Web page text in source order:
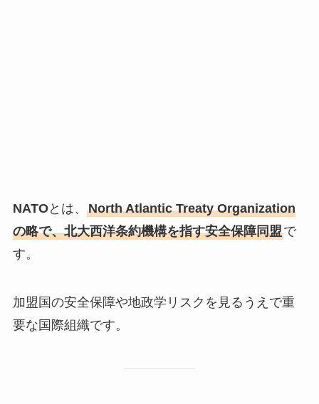
NATOとは、 North Atlantic Treaty Organization
の略で、北大西洋条約機構を指す安全保障同盟で
す。
加盟国の安全保障や地政学リスクを見るうえで重
要な国際組織です。